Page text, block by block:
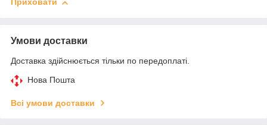
Приховати
Умови доставки
Доставка здійснюється тільки по передоплаті.
Нова Пошта
Всі умови доставки